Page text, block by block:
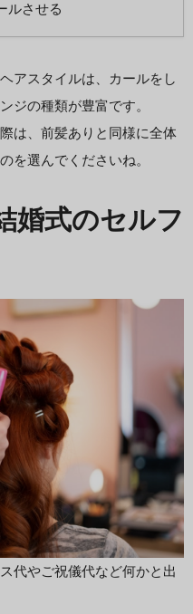
ルさせる
アスタイルは、カールをし
ジの種類が豊富です。
は、前髪ありと同様に全体
を選んでくださいね。
婚式のセルフ
代やご祝儀代など何かと出